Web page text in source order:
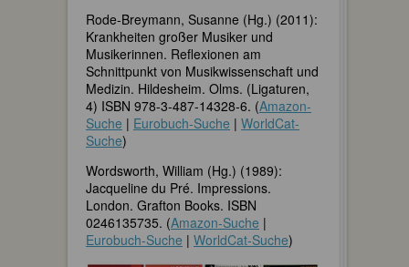
Rode-Breymann, Susanne (Hg.) (2011):
Krankheiten großer Musiker und
Musikerinnen. Reflexionen am
Schnittpunkt von Musikwissenschaft und
Medizin. Hildesheim. Olms. (Ligaturen,
4) ISBN 978-3-487-14328-6. (Amazon-
Suche | Eurobuch-Suche | WorldCat-
Suche)
Wordsworth, William (Hg.) (1989):
Jacqueline du Pré. Impressions.
London. Grafton Books. ISBN
0246135735. (Amazon-Suche |
Eurobuch-Suche | WorldCat-Suche)